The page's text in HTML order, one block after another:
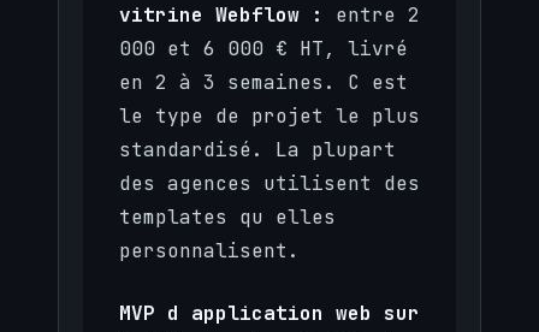
vitrine Webflow :
entre 2
000 et 6 000 € HT, livré
en 2 à 3 semaines. C est
le type de projet le plus
standardisé. La plupart
des agences utilisent des
templates qu elles
personnalisent.
MVP d application web sur